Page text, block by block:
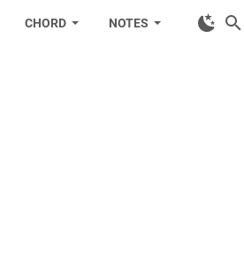
CHORD NOTES